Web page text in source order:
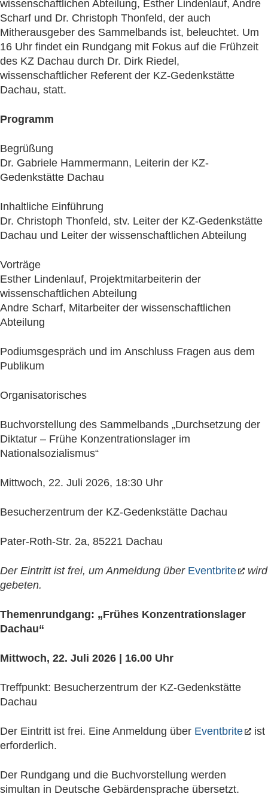
wissenschaftlichen Abteilung, Esther Lindenlauf, Andre
Scharf und Dr. Christoph Thonfeld, der auch
Mitherausgeber des Sammelbands ist, beleuchtet. Um
16 Uhr findet ein Rundgang mit Fokus auf die Frühzeit
des KZ Dachau durch Dr. Dirk Riedel,
wissenschaftlicher Referent der KZ-Gedenkstätte
Dachau, statt.
Programm
Begrüßung
Dr. Gabriele Hammermann, Leiterin der KZ-
Gedenkstätte Dachau
Inhaltliche Einführung
Dr. Christoph Thonfeld, stv. Leiter der KZ-Gedenkstätte
Dachau und Leiter der wissenschaftlichen Abteilung
Vorträge
Esther Lindenlauf, Projektmitarbeiterin der
wissenschaftlichen Abteilung
Andre Scharf, Mitarbeiter der wissenschaftlichen
Abteilung
Podiumsgespräch und im Anschluss Fragen aus dem
Publikum
Organisatorisches
Buchvorstellung des Sammelbands „Durchsetzung der
Diktatur – Frühe Konzentrationslager im
Nationalsozialismus“
Mittwoch, 22. Juli 2026, 18:30 Uhr
Besucherzentrum der KZ-Gedenkstätte Dachau
Pater-Roth-Str. 2a, 85221 Dachau
Der Eintritt ist frei, um Anmeldung über Eventbrite
wird
gebeten.
Themenrundgang: „Frühes Konzentrationslager
Dachau“
Mittwoch, 22. Juli 2026 | 16.00 Uhr
Treffpunkt: Besucherzentrum der KZ-Gedenkstätte
Dachau
Der Eintritt ist frei. Eine Anmeldung über Eventbrite
ist
erforderlich.
Der Rundgang und die Buchvorstellung werden
simultan in Deutsche Gebärdensprache übersetzt.